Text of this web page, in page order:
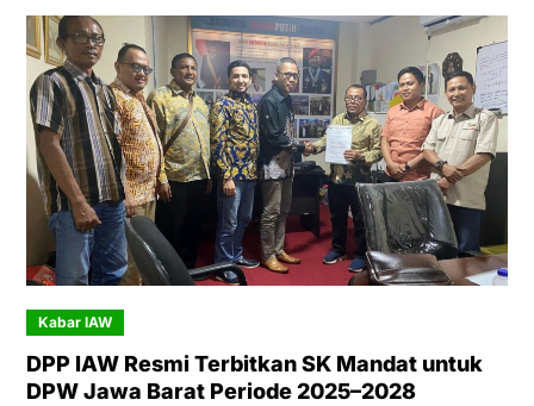
Kabar IAW
DPP IAW Resmi Terbitkan SK Mandat untuk
DPW Jawa Barat Periode 2025–2028